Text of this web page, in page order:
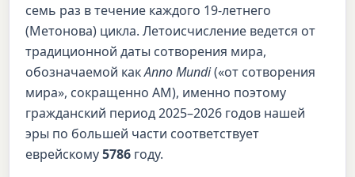
семь раз в течение каждого 19-летнего
(Метонова) цикла. Летоисчисление ведется от
традиционной даты сотворения мира,
обозначаемой какAnno Mundi(«от сотворения
мира», сокращенно AM), именно поэтому
гражданский период 2025–2026 годов нашей
эры по большей части соответствует
еврейскому5786 году.